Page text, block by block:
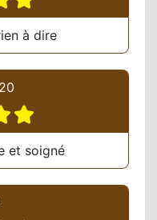
à dire
et soigné